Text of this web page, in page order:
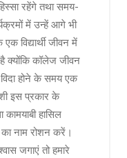
रहेंगे तथा समय-
में उन्हें आगे भी
विद्यार्थी जीवन में
क्योंकि कॉलेज जीवन
होने के समय एक
इस प्रकार के
हासिल
नाम रोशन करें।
जगाएं तो हमारे